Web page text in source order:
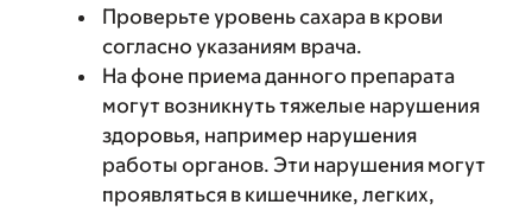
Проверьте уровень сахара в крови
согласно указаниям врача.
На фоне приема данного препарата
могут возникнуть тяжелые нарушения
здоровья, например нарушения
работы органов. Эти нарушения могут
проявляться в кишечнике, легких,